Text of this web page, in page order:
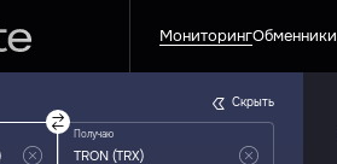
МониторингОбменники
Получаю
Скрыть